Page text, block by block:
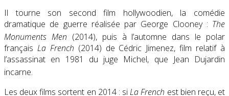
Il tourne son second film hollywoodien, la comédie
dramatique de guerre réalisée par George Clooney : The
Monuments Men (2014), puis à l’automne dans le polar
français La French (2014) de Cédric Jimenez, film relatif à
l’assassinat en 1981 du juge Michel, que Jean Dujardin
incarne.
Les deux films sortent en 2014 : siLa French est bien reçu, et